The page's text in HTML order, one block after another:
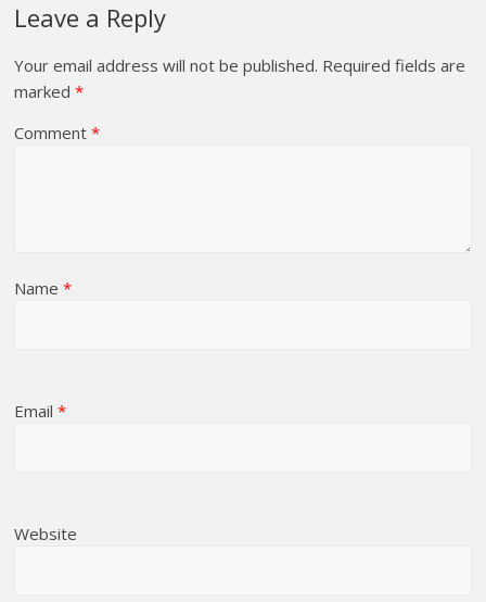
Leave a Reply
Your email address will not be published. Required fields are
marked*
Comment*
Name*
Email*
Website